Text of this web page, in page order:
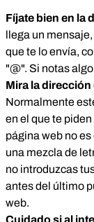
Fíjate bien en la
llega un
que te lo envía,
"@". Si notas
Mira la dirección
Normalmente
en el que te
página web no
una mezcla de
no introduzcas
antes del último
web.